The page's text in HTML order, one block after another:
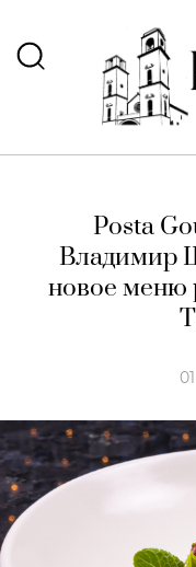
Posta
Владимир
новое меню